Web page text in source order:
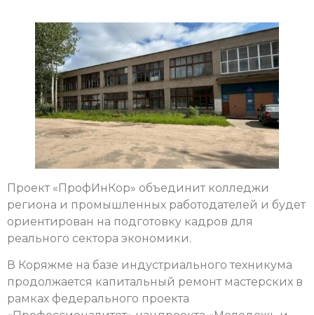
Проект «ПрофИнКор» объединит колледжи
региона и промышленных работодателей и будет
ориентирован на подготовку кадров для
реального сектора экономики.
В Коряжме на базе индустриального техникума
продолжается капитальный ремонт мастерских в
рамках федерального проекта